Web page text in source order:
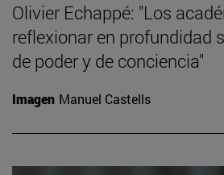
Olivier Echappé: "Los
reflexionar en profundidad
de poder y de conciencia"
Imagen Manuel Castells